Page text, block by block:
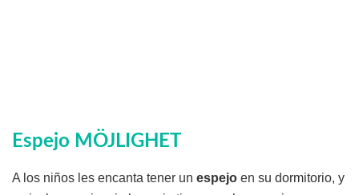
Espejo MÖJLIGHET
A los niños les encanta tener un espejo en su dormitorio, y